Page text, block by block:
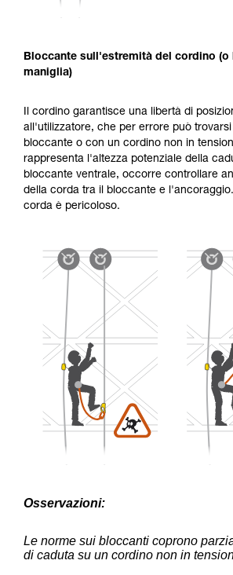
Bloccante sull'estremità del cordino (o
maniglia)
Il cordino garantisce una libertà di
all'utilizzatore, che per errore può trovarsi
bloccante o con un cordino non in
rappresenta l'altezza potenziale della
bloccante ventrale, occorre controllare
della corda tra il bloccante e
corda è pericoloso.
Osservazioni:
Le norme sui bloccanti coprono
di caduta su un cordino non in